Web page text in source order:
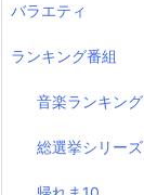
バラエティ
ランキング番組
音楽ランキング
総選挙シリーズ